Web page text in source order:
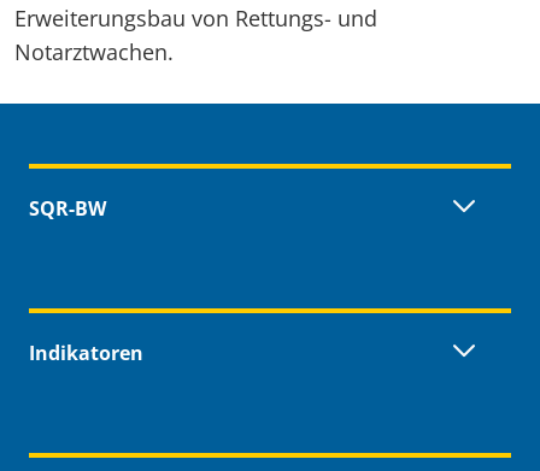
Erweiterungsbau von Rettungs- und
Notarztwachen.
Inhaltsübersicht
SQR-BW
Indikatoren